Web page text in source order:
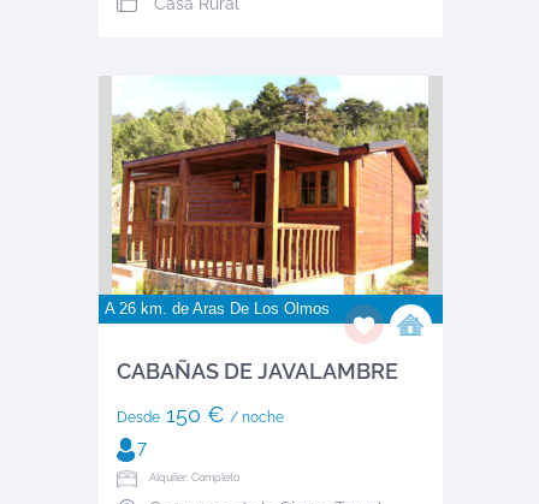
A 26 km. de Aras De Los Olmos
CABAÑAS DE JAVALAMBRE
Desde150 € / noche
7
Alquiler: Completo